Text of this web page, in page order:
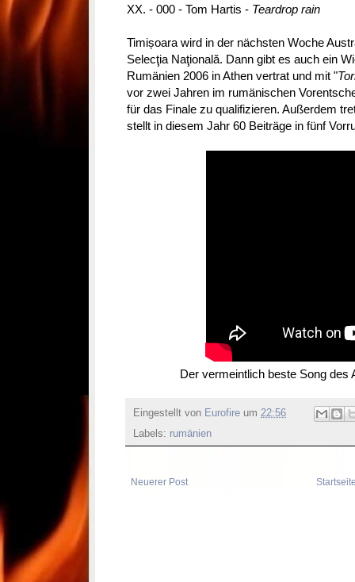
XX. - 000 - Tom Hartis - Teardrop rain
Timișoara wird in der nächsten Woche
Selecţia Naţională. Dann gibt es auch ein
Rumänien 2006 in Athen vertrat und mit "
vor zwei Jahren im rumänischen
für das Finale zu qualifizieren. Außerdem
stellt in diesem Jahr 60 Beiträge in fünf
Der vermeintlich beste Song des
Eingestellt von Eurofire um 22:56
Labels: rumänien
Neuerer Post